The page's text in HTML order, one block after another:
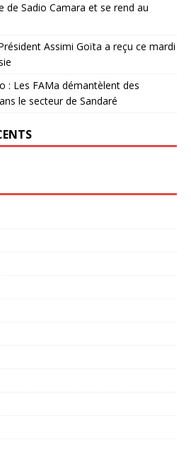
de Sadio Camara et se rend au
Assimi Goïta a reçu ce mardi
: Les FAMa démantèlent des
le secteur de Sandaré